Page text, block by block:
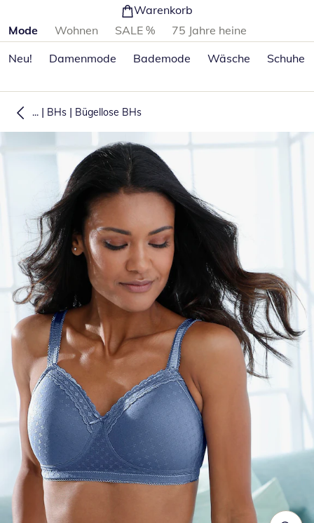
Warenkorb
Produktkategorien überspringen
Mode Wohnen SALE %
75 Jahre heine
Neu!
Damenmode Bademode Wäsche Schuhe
... | BHs | Bügellose BHs